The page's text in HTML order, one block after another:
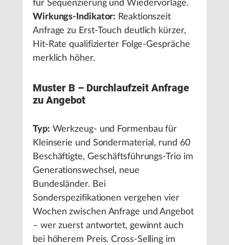
für Sequenzierung und Wiedervorlage.
Wirkungs-Indikator: Reaktionszeit
Anfrage zu Erst-Touch deutlich kürzer,
Hit-Rate qualifizierter Folge-Gespräche
merklich höher.
Muster B – Durchlaufzeit Anfrage
zu Angebot
Typ: Werkzeug- und Formenbau für
Kleinserie und Sondermaterial, rund 60
Beschäftigte, Geschäftsführungs-Trio im
Generationswechsel, neue
Bundesländer. Bei
Sonderspezifikationen vergehen vier
Wochen zwischen Anfrage und Angebot
– wer zuerst antwortet, gewinnt auch
bei höherem Preis. Cross-Selling im